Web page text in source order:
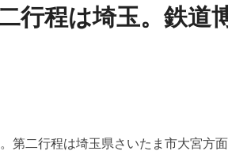
行程は埼玉。鉄道
第二行程は埼玉県さいたま市大宮方